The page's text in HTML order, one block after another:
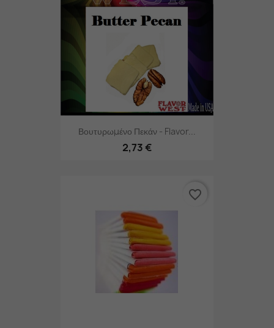
Βουτυρωμένο Πεκάν - Flavor...
2,73 €
favorite_border